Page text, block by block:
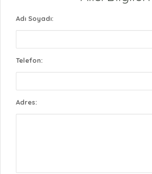
Adı Soyadı:
Telefon:
Adres: